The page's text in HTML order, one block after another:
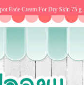
Fade Cream For Dry